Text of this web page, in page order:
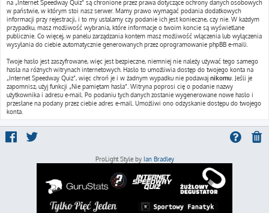
na „Internet Speedway Quiz” są chronione przez prawa dotyczące ochrony danych osobowych
w państwie, w którym stoi nasz serwer. Mamy prawo wymagać podania dodatkowych
informacji przy rejestracji, i to my ustalamy czy podanie ich jest konieczne, czy nie. W każdym
przypadku, masz możliwość wybrania, które informacje o twoim koncie są wyświetlane
publicznie. Co więcej, w panelu zarządzania kontem masz możliwość włączenia lub wyłączenia
wysyłania do ciebie automatycznie generowanych przez oprogramowanie phpBB e-maili.
Twoje hasło jest zaszyfrowane, więc jest bezpieczne, niemniej nie należy używać tego samego
hasła na różnych witrynach internetowych. Hasło to umożliwia dostęp do twojego konta na
„Internet Speedway Quiz”, więc chroń je i w żadnym wypadku nie podawaj nikomu . Jeśli je
zapomnisz, użyj funkcji „Nie pamiętam hasła”. Witryna poprosi cię o podanie nazwy
użytkownika i adresu e-mail. Po podaniu tych danych zostanie wygenerowane nowe hasło i
przesłane na podany przez ciebie adres e-mail. Umożliwi ono odzyskanie dostępu do twojego
konta.
ProLight Style by Ian Bradley